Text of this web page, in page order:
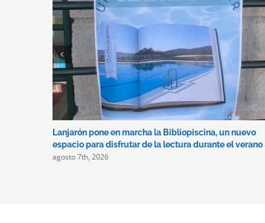
Lanjarón pone en marcha la Bibliopiscina, un nuevo
espacio para disfrutar de la lectura durante el verano
agosto 7th, 2026